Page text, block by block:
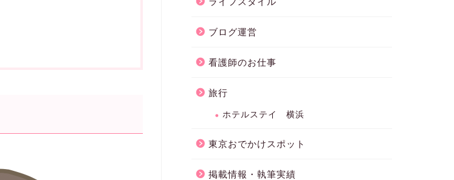
ブログ運営
看護師のお仕事
旅行
ホテルステイ 横浜
東京おでかけスポット
掲載情報・執筆実績